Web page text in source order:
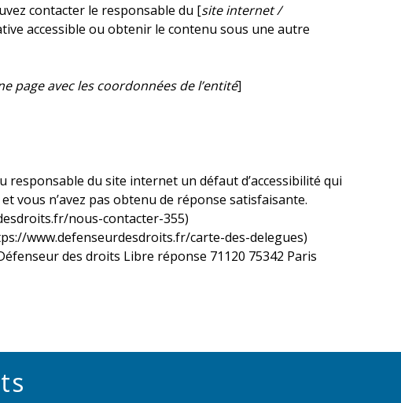
contacter le responsable du [site internet /
accessible ou obtenir le contenu sous une autre
page avec les coordonnées de l’entité]
responsable du site internet un défaut d’accessibilité qui
vous n’avez pas obtenu de réponse satisfaisante.
nous-contacter-355)
www.defenseurdesdroits.fr/carte-des-delegues)
des droits Libre réponse 71120 75342 Paris